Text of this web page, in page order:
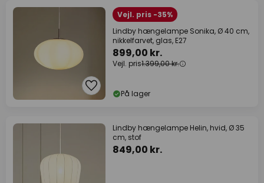
Vejl. pris -35%
Lindby hængelampe Sonika, Ø 40 cm,
nikkelfarvet, glas, E27
899,00 kr.
Vejl. pris1.399,00 kr.
På lager
Lindby hængelampe Helin, hvid, Ø 35
cm, stof
849,00 kr.